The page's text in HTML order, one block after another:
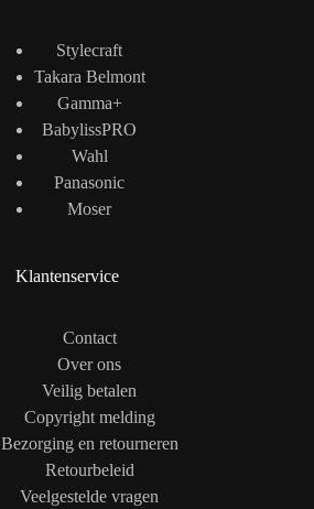
Stylecraft
Takara Belmont
Gamma+
BabylissPRO
Wahl
Panasonic
Moser
Klantenservice
Contact
Over ons
Veilig betalen
Copyright melding
Bezorging en retourneren
Retourbeleid
Veelgestelde vragen